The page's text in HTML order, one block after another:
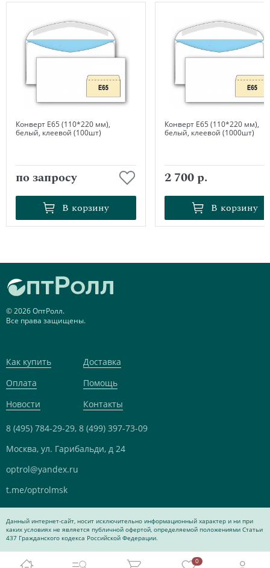
Конверт Е65 (110*220 мм),
белый, клеевой (100шт)
по запросу
В корзину
В корзину
Конверт Е65 (110*220 мм),
белый, клеевой (1000шт)
2 700 р.
В корзину
В корзину
0
© 2026 ОптРолл.
Все права защищены.
Как купить
Доставка
Оплата
Помощь
Новости
Контакты
8 (495) 784-29-29, 8 (499) 397-73-09
Москва, ул. Гарибальди, д 24
optrol@yandex.ru
t.me/optrolmsk
Данный интернет-сайт, носит исключительно информационный характер и ни при
каких условиях не является публичной офертой, определяемой положениями Статьи
437 Гражданского кодекса Российской Федерации.